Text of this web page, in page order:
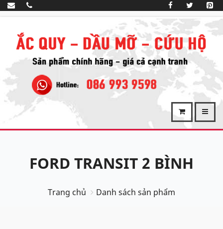
FORD TRANSIT 2 BÌNH
Trang chủ Danh sách sản phẩm